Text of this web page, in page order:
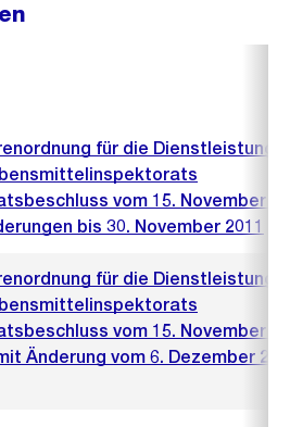
für die
vom 15. November
bis 30. November 2011
für die
vom 15. November
Änderung vom 6. Dezember